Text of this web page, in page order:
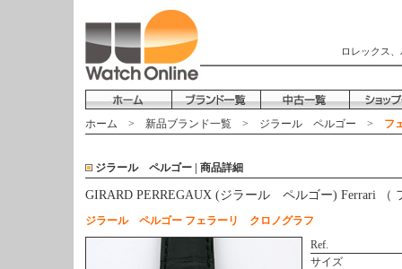
ロレックス
ホーム > 新品ブランド一覧 > ジラール ペルゴー > フ
ジラール ペルゴー | 商品詳細
GIRARD PERREGAUX (ジラール ペルゴー) Ferrari （
ジラール ペルゴー フェラーリ クロノグラフ
Ref.
サイズ